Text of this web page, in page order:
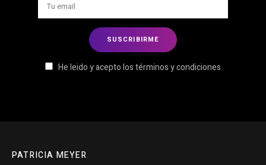
He leido y acepto los términos y condiciones
PATRICIA MEYER